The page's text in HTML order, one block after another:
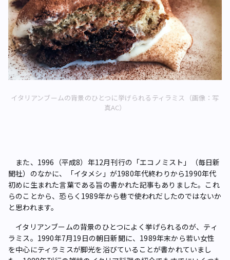
イタリアンブームの背景のひとつに挙げられるティラミス（画像：写
真AC）
また、1996（平成8）年12月刊行の「エコノミスト」（毎日新
聞社）のなかに、「イタメシ」が1980年代終わりから1990年代
初めに生まれた言葉である旨の書かれた記事もありました。これ
らのことから、恐らく1989年から巷で使われだしたのではないか
と思われます。
イタリアンブームの背景のひとつによく挙げられるのが、ティ
ラミス。1990年7月19日の朝日新聞に、1989年末から若い女性
を中心にティラミスが脚光を浴びていることが書かれていまし